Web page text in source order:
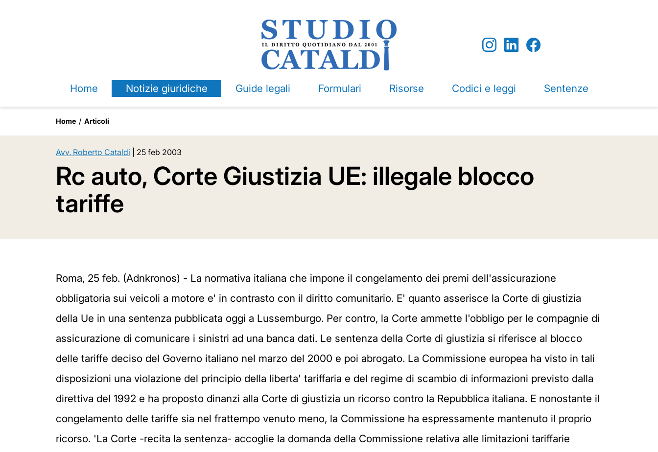
Home Notizie giuridiche Guide legali Formulari Risorse Codici e leggi Sentenze
Home Articoli
Avv. Roberto Cataldi 25 feb 2003
Rc auto, Corte Giustizia UE: illegale blocco
tariffe
Roma, 25 feb. (Adnkronos) - La normativa italiana che impone il congelamento dei premi dell'assicurazione
obbligatoria sui veicoli a motore e' in contrasto con il diritto comunitario. E' quanto asserisce la Corte di giustizia
della Ue in una sentenza pubblicata oggi a Lussemburgo. Per contro, la Corte ammette l'obbligo per le compagnie di
assicurazione di comunicare i sinistri ad una banca dati. Le sentenza della Corte di giustizia si riferisce al blocco
delle tariffe deciso del Governo italiano nel marzo del 2000 e poi abrogato. La Commissione europea ha visto in tali
disposizioni una violazione del principio della liberta' tariffaria e del regime di scambio di informazioni previsto dalla
direttiva del 1992 e ha proposto dinanzi alla Corte di giustizia un ricorso contro la Repubblica italiana. E nonostante il
congelamento delle tariffe sia nel frattempo venuto meno, la Commissione ha espressamente mantenuto il proprio
ricorso. 'La Corte -recita la sentenza- accoglie la domanda della Commissione relativa alle limitazioni tariffarie